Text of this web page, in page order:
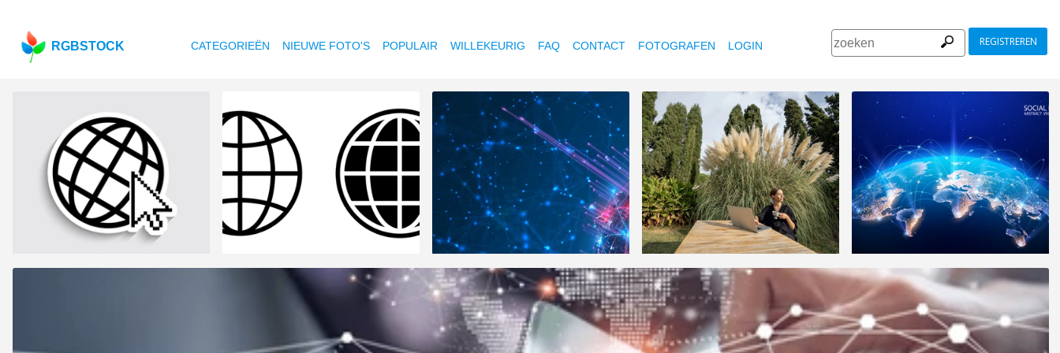
RGBSTOCK CATEGORIEËN NIEUWE FOTO'S POPULAIR WILLEKEURIG FAQ CONTACT FOTOGRAFEN LOGIN REGISTREREN